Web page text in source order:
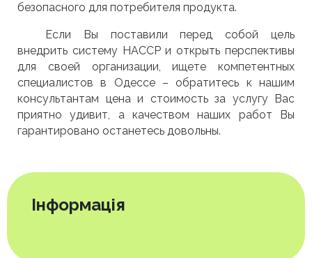
безопасного для потребителя продукта.
Если Вы поставили перед собой цель
внедрить систему НАССР и открыть перспективы
для своей организации, ищете компетентных
специалистов в Одессе – обратитесь к нашим
консультантам цена и стоимость за услугу Вас
приятно удивит, а качеством наших работ Вы
гарантировано останетесь довольны.
Інформація